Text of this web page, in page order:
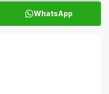
WhatsApp